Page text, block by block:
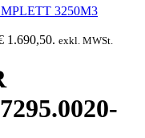
3250M3
1.690,50. exkl. MWSt.